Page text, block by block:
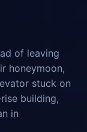
of leaving
honeymoon,
stuck on
building,
in